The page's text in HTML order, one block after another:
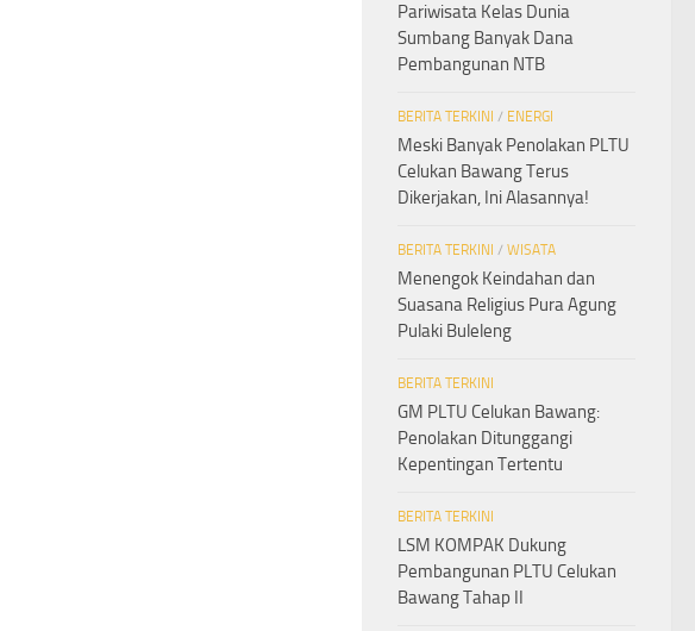
Pariwisata Kelas Dunia
Sumbang Banyak Dana
Pembangunan NTB
BERITA TERKINI / ENERGI
Meski Banyak Penolakan PLTU
Celukan Bawang Terus
Dikerjakan, Ini Alasannya!
BERITA TERKINI / WISATA
Menengok Keindahan dan
Suasana Religius Pura Agung
Pulaki Buleleng
BERITA TERKINI
GM PLTU Celukan Bawang:
Penolakan Ditunggangi
Kepentingan Tertentu
BERITA TERKINI
LSM KOMPAK Dukung
Pembangunan PLTU Celukan
Bawang Tahap II